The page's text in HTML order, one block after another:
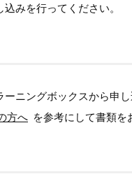
みを行ってください。
ニングボックスから申
方へ を参考にして書類を